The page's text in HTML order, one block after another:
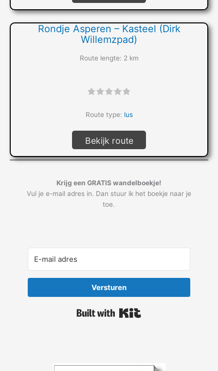
Rondje Asperen – Kasteel (Dirk
Willemzpad)
Route lengte: 2 km
Route type: lus
Bekijk route
Krijg een GRATIS wandelboekje!
Vul je e-mail adres in. Dan stuur ik het boekje naar je
toe.
Versturen